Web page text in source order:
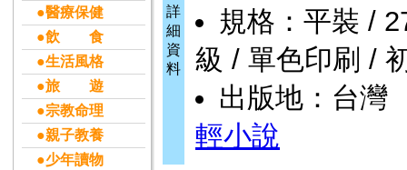
●醫療保健
●飲 食
●生活風格
●旅 遊
●宗教命理
●親子教養
●少年讀物
詳
細
資
料
規格：平裝 /
級 / 單色印刷 /
出版地：台灣
輕小說